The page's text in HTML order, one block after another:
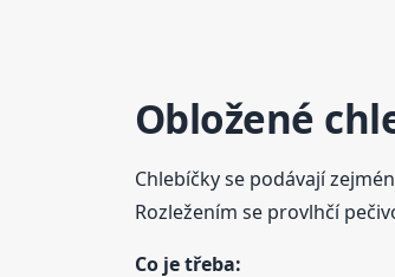
Obložené
Chlebíčky se podávají
Rozležením se provlhčí
Co je třeba: